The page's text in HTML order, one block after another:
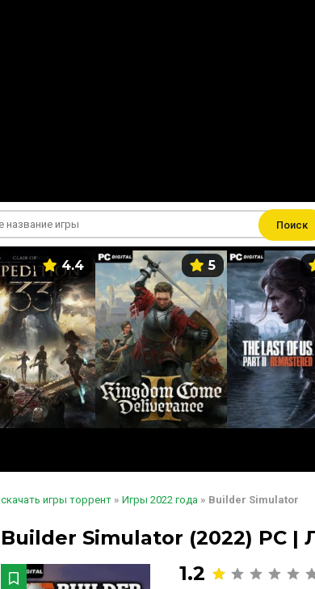
Поиск
4.4 5
скачать игры торрент » Игры 2022 года » Builder Simulator
Builder Simulator (2022) PC |
1.2